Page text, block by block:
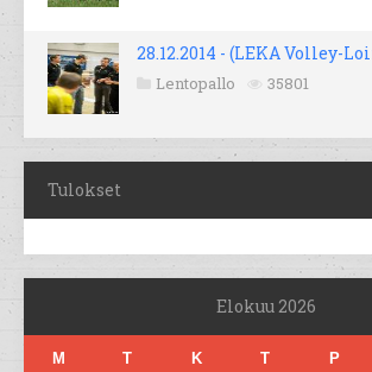
28.12.2014 - (LEKA Volley-
Lentopallo 35801
Tulokset
Elokuu 2026
M T K T P